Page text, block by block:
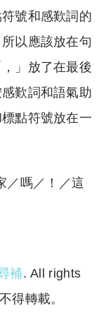
號和感歎詞的
以應該放在句
」放了在最後
歎詞和語氣助
點符號放在一
／嗎／！／這
補. All rights
得轉載。